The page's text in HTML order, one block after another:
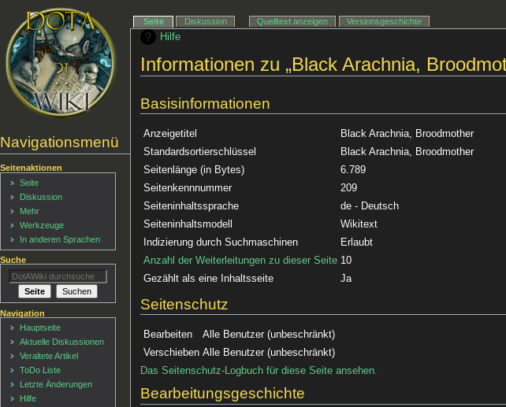
Hilfe
Informationen zu „Black Arachnia,
Basisinformationen
Anzeigetitel
Black Arachnia, Broodmother
Standardsortierschlüssel
Black Arachnia, Broodmother
Seitenlänge (in Bytes)
6.789
Seitenkennnummer
209
Seiteninhaltssprache
de - Deutsch
Seiteninhaltsmodell
Wikitext
Indizierung durch Suchmaschinen
Erlaubt
Anzahl der Weiterleitungen zu dieser Seite 10
Gezählt als eine Inhaltsseite
Ja
Seitenschutz
Bearbeiten
Alle Benutzer (unbeschränkt)
Verschieben Alle Benutzer (unbeschränkt)
Das Seitenschutz-Logbuch für diese Seite ansehen.
Bearbeitungsgeschichte
Navigationsmenü
Seite Diskussion Quelltext anzeigen Versionsgeschichte
Seitenaktionen
Seite
Diskussion
Mehr
Werkzeuge
In anderen Sprachen
Suche
Navigation
Hauptseite
Aktuelle Diskussionen
Veraltete Artikel
ToDo Liste
Letzte Änderungen
Hilfe